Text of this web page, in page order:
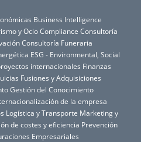
Business Intelligence
y OcioCompliance Consultoría
Consultoría Funeraria
ESG - Environmental, Social
internacionales Finanzas
Fusiones y Adquisiciones
Gestión del Conocimiento
de la empresa
Logística y Transporte Marketing y
de costes y eficiencia Prevención
Empresariales